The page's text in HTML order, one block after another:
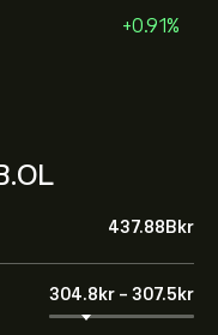
+0.91%
437.88B‎kr‎
304.8‎kr‎ - 307.5‎kr‎